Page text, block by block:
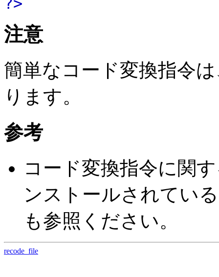
注意
簡単なコード変換指令
ります。
参考
コード変換指令に関
ンストールされてい
も参照ください。
recode_file